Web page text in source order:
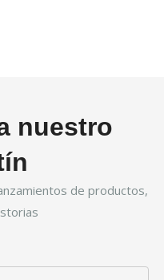
nuestro
de productos,